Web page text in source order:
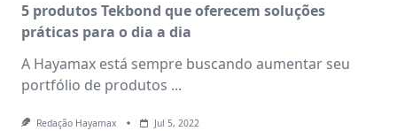
5 produtos Tekbond que oferecem soluções
práticas para o dia a dia
A Hayamax está sempre buscando aumentar seu
portfólio de produtos ...
Redação Hayamax Jul 5, 2022